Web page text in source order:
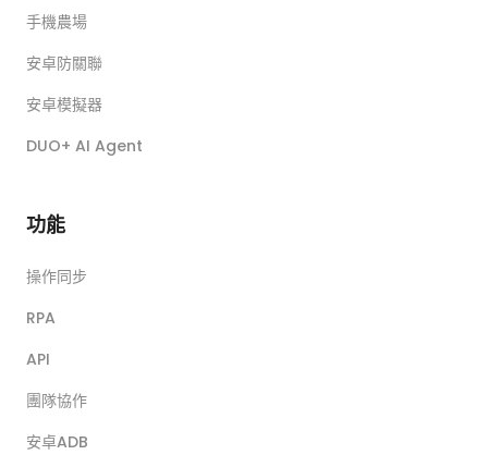
手機農場
安卓防關聯
安卓模擬器
DUO+ AI Agent
功能
操作同步
RPA
API
團隊協作
安卓ADB